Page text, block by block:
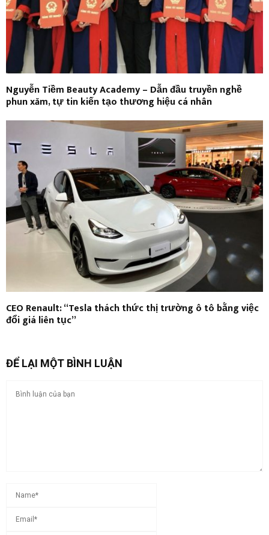
Nguyễn Tiềm Beauty Academy – Dẫn đầu truyền nghề
phun xăm, tự tin kiến tạo thương hiệu cá nhân
CEO Renault: “Tesla thách thức thị trường ô tô bằng việc
đổi giá liên tục”
ĐỂ LẠI MỘT BÌNH LUẬN